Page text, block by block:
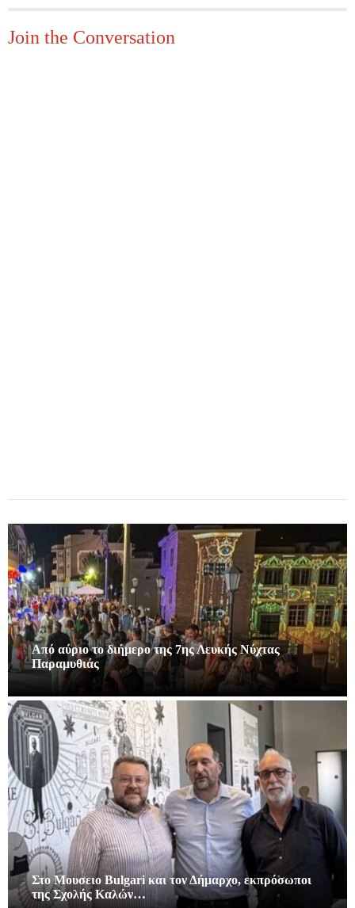
Join the Conversation
Από αύριο το διήμερο της 7ης Λευκής Νύχτας
Παραμυθιάς
Στο Μουσειο Bulgari και τον Δήμαρχο, εκπρόσωποι
της Σχολής Καλών…